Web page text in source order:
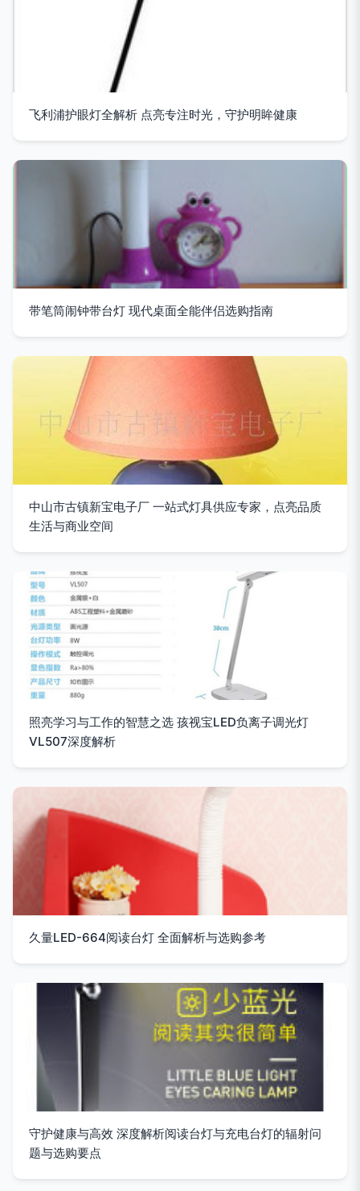
飞利浦护眼灯全解析 点亮专注时光，守护明眸健康
带笔筒闹钟带台灯 现代桌面全能伴侣选购指南
中山市古镇新宝电子厂 一站式灯具供应专家，点亮品质
生活与商业空间
照亮学习与工作的智慧之选 孩视宝LED负离子调光灯
VL507深度解析
久量LED-664阅读台灯 全面解析与选购参考
守护健康与高效 深度解析阅读台灯与充电台灯的辐射问
题与选购要点